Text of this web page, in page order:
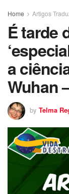
Home Artigos
É tarde
a
Wuhan
by Telma